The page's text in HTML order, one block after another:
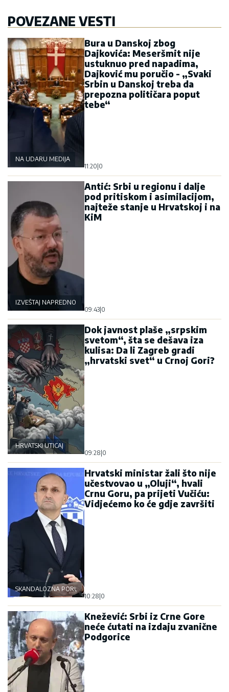
POVEZANE VESTI
NA UDARU MEDIJA
Bura u Danskoj zbog
Dajkovića: Meseršmit nije
ustuknuo pred napadima,
Dajković mu poručio - „Svaki
Srbin u Danskoj treba da
prepozna političara poput
tebe“
11:20 0
IZVEŠTAJ NAPREDNOG KLUBA
Antić: Srbi u regionu i dalje
pod pritiskom i asimilacijom,
najteže stanje u Hrvatskoj i na
KiM
09:43 0
HRVATSKI UTICAJ
Dok javnost plaše „srpskim
svetom“, šta se dešava iza
kulisa: Da li Zagreb gradi
„hrvatski svet“ u Crnoj Gori?
09:28 0
SKANDALOZNA PORUKA
Hrvatski ministar žali što nije
učestvovao u „Oluji“, hvali
Crnu Goru, pa prijeti Vučiću:
Vidjećemo ko će gdje završiti
10:28 0
Knežević: Srbi iz Crne Gore
neće ćutati na izdaju zvanične
Podgorice